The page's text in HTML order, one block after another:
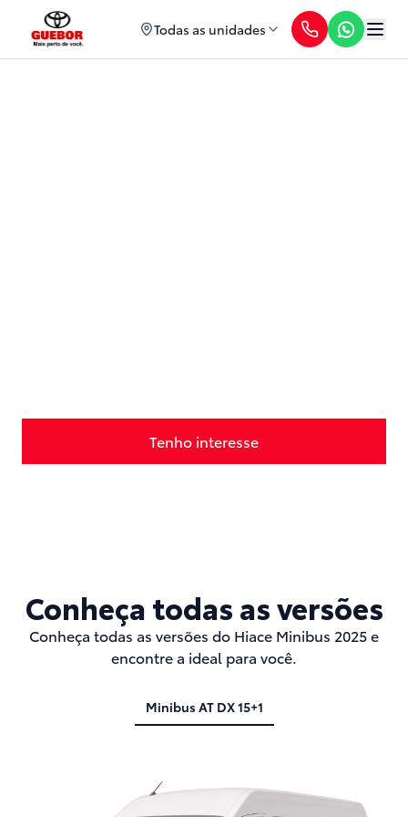
Todas as unidades
Tenho interesse
Conheça todas as versões
Conheça todas as versões do Hiace Minibus 2025 e
encontre a ideal para você.
Minibus AT DX 15+1